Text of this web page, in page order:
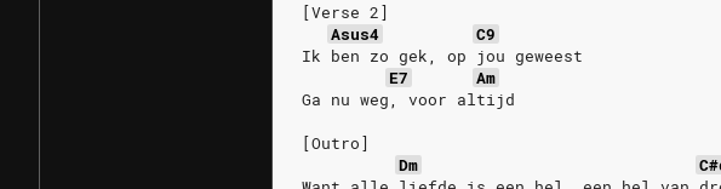
[Verse 2]
Asus4
C9
Ik ben zo gek, op jou geweest
E7
Am
Ga nu weg, voor altijd
[Outro]
Dm